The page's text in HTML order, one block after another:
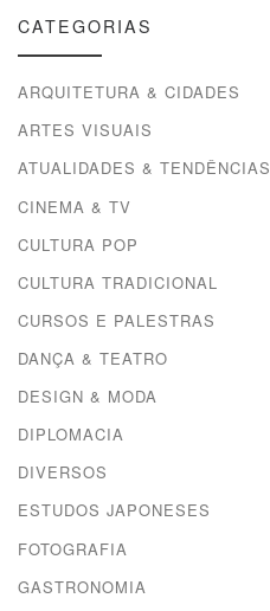
CATEGORIAS
ARQUITETURA & CIDADES
ARTES VISUAIS
ATUALIDADES & TENDÊNCIAS
CINEMA & TV
CULTURA POP
CULTURA TRADICIONAL
CURSOS E PALESTRAS
DANÇA & TEATRO
DESIGN & MODA
DIPLOMACIA
DIVERSOS
ESTUDOS JAPONESES
FOTOGRAFIA
GASTRONOMIA